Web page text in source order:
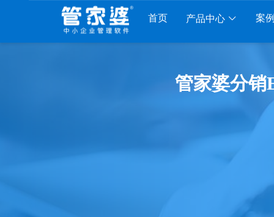
首页 产品中心
管家婆服装DRP 千方百剂医
管家婆汽配
管家婆五金
案
管家婆分销